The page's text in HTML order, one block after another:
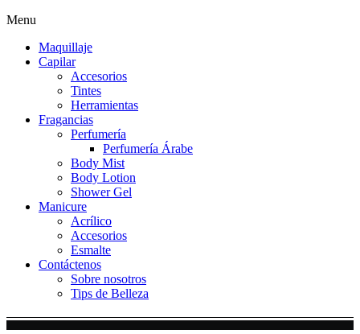
Menu
Maquillaje
Capilar
Accesorios
Tintes
Herramientas
Fragancias
Perfumería
Perfumería Árabe
Body Mist
Body Lotion
Shower Gel
Manicure
Acrílico
Accesorios
Esmalte
Contáctenos
Sobre nosotros
Tips de Belleza